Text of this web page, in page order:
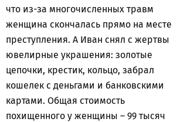
что из-за многочисленных травм
женщина скончалась прямо на месте
преступления. А Иван снял с жертвы
ювелирные украшения: золотые
цепочки, крестик, кольцо, забрал
кошелек с деньгами и банковскими
картами. Общая стоимость
похищенного у женщины – 99 тысяч